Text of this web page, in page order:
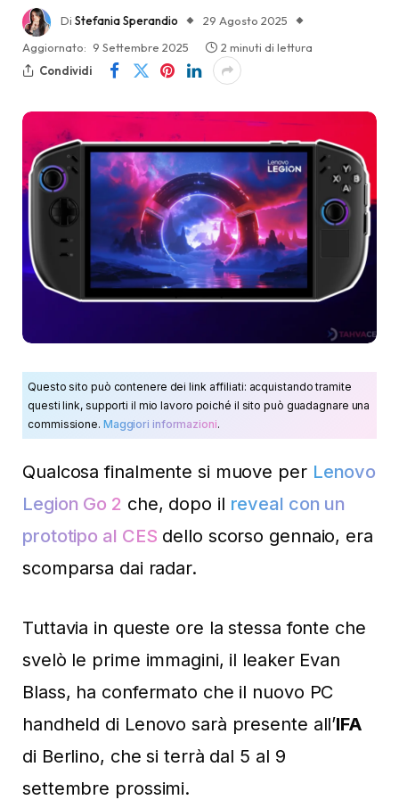
Di Stefania Sperandio
29 Agosto 2025
Aggiornato: 9 Settembre 2025
2 minuti di lettura
Condividi
Questo sito può contenere dei link affiliati: acquistando tramite
questi link, supporti il mio lavoro poiché il sito può guadagnare una
commissione. Maggiori informazioni.
Qualcosa finalmente si muove per Lenovo
Legion Go 2 che, dopo il reveal con un
prototipo al CES dello scorso gennaio, era
scomparsa dai radar.
Tuttavia in queste ore la stessa fonte che
svelò le prime immagini, il leaker Evan
Blass, ha confermato che il nuovo PC
handheld di Lenovo sarà presente all’IFA
di Berlino, che si terrà dal 5 al 9
settembre prossimi.